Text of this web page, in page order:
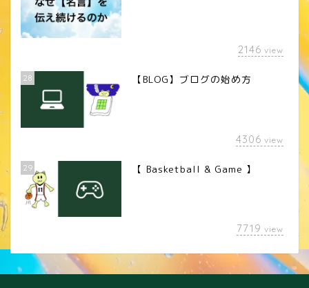
2146 view
28 【BLOG】ブログの始め方
4306 view
29 【 Basketball & Game 】
7719 view
カメラレンズ
YouTube